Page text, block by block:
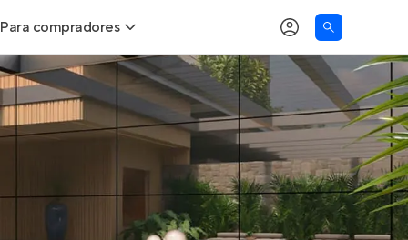
Para compradores
Buscar um imóvel novo
Calcule seu Poder de Compra
Correção do INCC